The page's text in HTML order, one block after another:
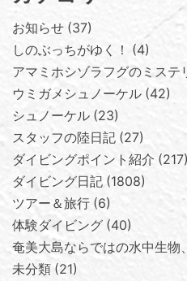
お知らせ 37
しのぶっちがゆく！
4
アマミホシゾラフグのミステ
ウミガメシュノーケル 42
シュノーケル 23
スタッフの陸日記 27
ダイビングポイント紹介 217
ダイビング日記 1808
ツアー＆旅行 6
体験ダイビング 40
奄美大島ならではの水中生物
未分類 21